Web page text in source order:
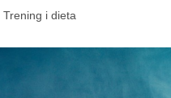
Trening i dieta